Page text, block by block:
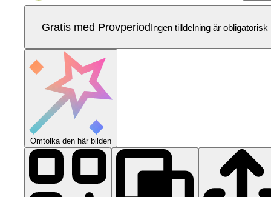
Gratis med ProvperiodIngen tilldelning är obligatorisk
Omtolka den här bilden